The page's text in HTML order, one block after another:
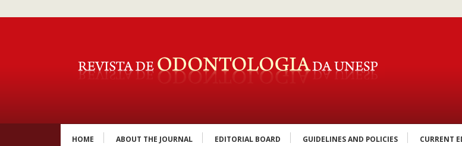
HOME ABOUT THE JOURNAL EDITORIAL BOARD GUIDELINES AND POLICIES CURRENT